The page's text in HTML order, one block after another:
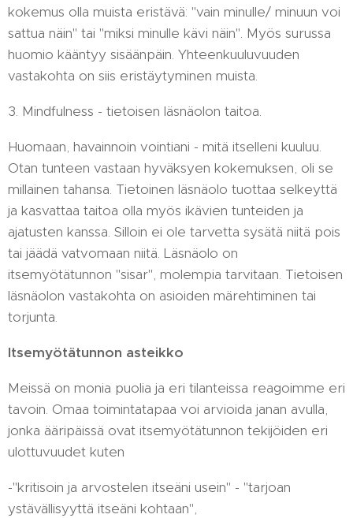
kokemus olla muista eristävä: "vain minulle/ minuun voi
sattua näin" tai "miksi minulle kävi näin". Myös surussa
huomio kääntyy sisäänpäin. Yhteenkuuluvuuden
vastakohta on siis eristäytyminen muista.
3. Mindfulness - tietoisen läsnäolon taitoa.
Huomaan, havainnoin vointiani - mitä itselleni kuuluu.
Otan tunteen vastaan hyväksyen kokemuksen, oli se
millainen tahansa. Tietoinen läsnäolo tuottaa selkeyttä
ja kasvattaa taitoa olla myös ikävien tunteiden ja
ajatusten kanssa. Silloin ei ole tarvetta sysätä niitä pois
tai jäädä vatvomaan niitä. Läsnäolo on
itsemyötätunnon "sisar", molempia tarvitaan. Tietoisen
läsnäolon vastakohta on asioiden märehtiminen tai
torjunta.
Itsemyötätunnon asteikko
Meissä on monia puolia ja eri tilanteissa reagoimme eri
tavoin. Omaa toimintatapaa voi arvioida janan avulla,
jonka ääripäissä ovat itsemyötätunnon tekijöiden eri
ulottuvuudet kuten
-"kritisoin ja arvostelen itseäni usein" - "tarjoan
ystävällisyyttä itseäni kohtaan",